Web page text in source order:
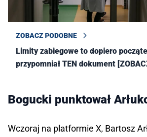
ZOBACZ PODOBNE
Limity zabiegowe to dopiero
przypomniał TEN dokument
Bogucki punktował
Wczoraj na platformie X, Bartosz